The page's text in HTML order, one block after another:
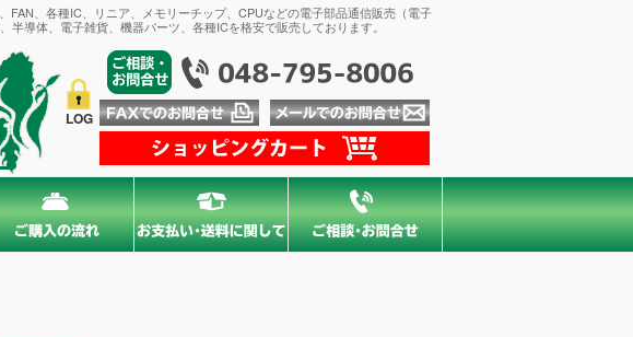
、各種IC、リニア、メモリーチップ、CPUなどの電子部品通信販売（電子
導体、電子雑貨、機器パーツ、各種ICを格安で販売しております。
LOG